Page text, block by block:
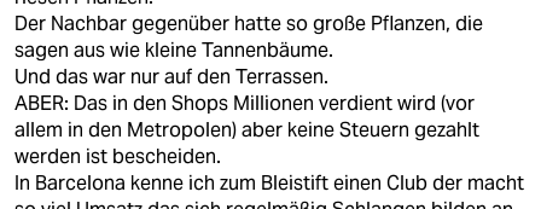
Der Nachbar gegenüber hatte so große Pflanzen, die
sagen aus wie kleine Tannenbäume.
Und das war nur auf den Terrassen.
ABER: Das in den Shops Millionen verdient wird (vor
allem in den Metropolen) aber keine Steuern gezahlt
werden ist bescheiden.
In Barcelona kenne ich zum Bleistift einen Club der macht